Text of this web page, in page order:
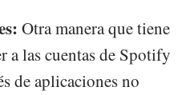
Otra manera que tiene
a las cuentas de Spotify
de aplicaciones no